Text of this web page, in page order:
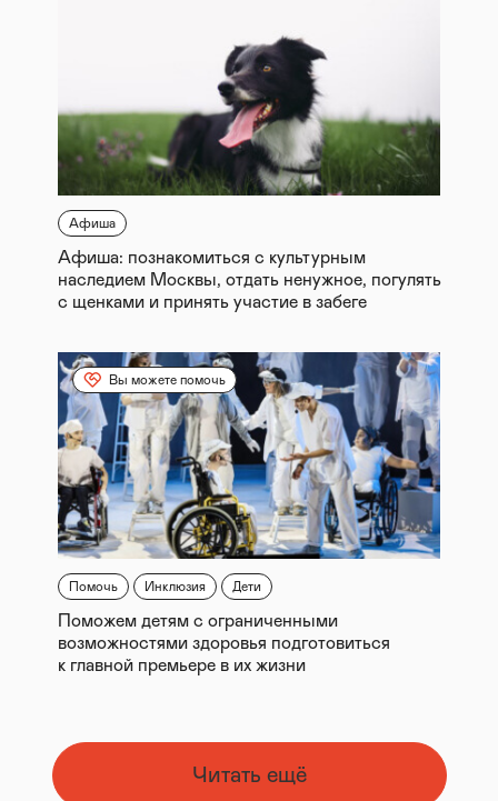
Афиша
Афиша: познакомиться с культурным
наследием Москвы, отдать ненужное, погулять
с щенками и принять участие в забеге
Вы можете помочь
Помочь Инклюзия Дети
Поможем детям с ограниченными
возможностями здоровья подготовиться
к главной премьере в их жизни
Читать ещё